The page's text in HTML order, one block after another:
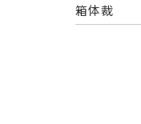
箱体裁